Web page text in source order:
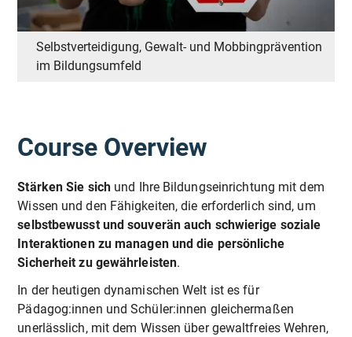
Selbstverteidigung, Gewalt- und Mobbingprävention
im Bildungsumfeld
Course Overview
Stärken Sie sich und Ihre Bildungseinrichtung mit dem
Wissen und den Fähigkeiten, die erforderlich sind, um
selbstbewusst und souverän auch schwierige soziale
Interaktionen zu managen und die persönliche
Sicherheit zu gewährleisten.
In der heutigen dynamischen Welt ist es für
Pädagog:innen und Schüler:innen gleichermaßen
unerlässlich, mit dem Wissen über gewaltfreies Wehren,